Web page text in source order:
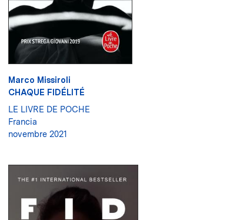
Marco Missiroli
CHAQUE FIDÉLITÉ
LE LIVRE DE POCHE
Francia
novembre 2021